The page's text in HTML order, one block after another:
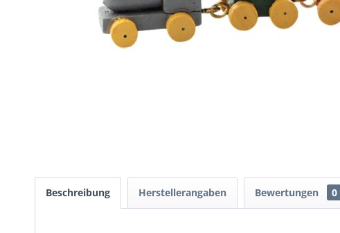
Beschreibung Herstellerangaben Bewertungen 0